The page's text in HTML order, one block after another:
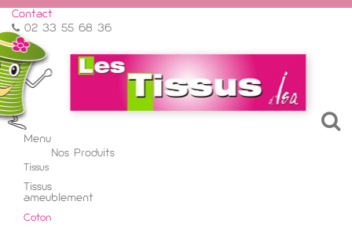
Contact
02 33 55 68 36
Menu
Nos Produits
Tissus
Tissus
ameublement
Coton